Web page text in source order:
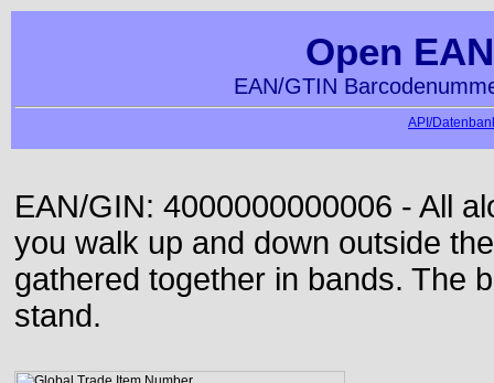
Open
EAN/GTIN
API/
EAN/GIN: 4000000000006 - All
you walk up and down outside
gathered together in bands. The
stand.